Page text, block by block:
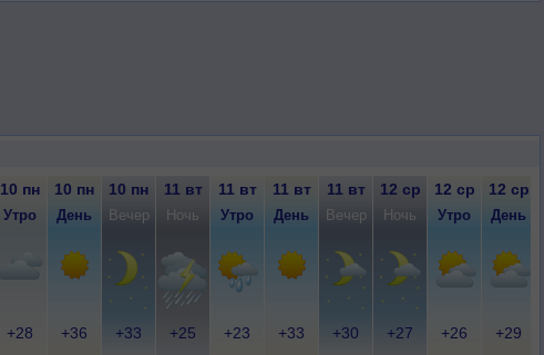
10 пн 10 пн 10 пн 11 вт 11 вт 11 вт 11 вт 12 ср 12 ср 12 ср
Утро День Вечер Ночь Утро День Вечер Ночь Утро День
+28 +36 +33 +25 +23 +33 +30 +27 +26 +29